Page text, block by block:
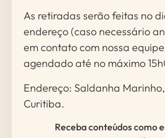
As retiradas serão feitas no
endereço (caso necessário
em contato com nossa
agendado até no máximo
Endereço: Saldanha
Curitiba.
Receba conteúdos como